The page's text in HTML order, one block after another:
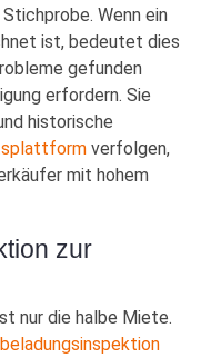
Wenn ein
ist, bedeutet dies
gefunden
erfordern. Sie
historische
verfolgen,
mit hohem
zur
nur die halbe Miete.